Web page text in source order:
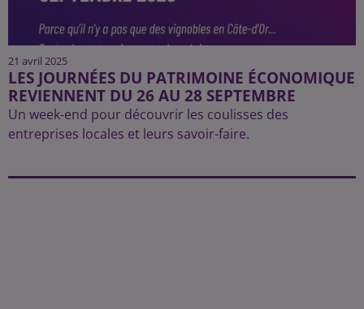
21 avril 2025
LES JOURNÉES DU PATRIMOINE ÉCONOMIQUE
REVIENNENT DU 26 AU 28 SEPTEMBRE
Un week-end pour découvrir les coulisses des
entreprises locales et leurs savoir-faire.